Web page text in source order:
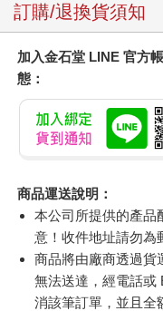
訂購/退換貨須知
加入金石堂 LINE 官方
態：
商品運送說明：
本公司所提供的產品
意！收件地址請勿為
商品將由廠商透過貨
無法送達，經電話或
消該筆訂單，並且全